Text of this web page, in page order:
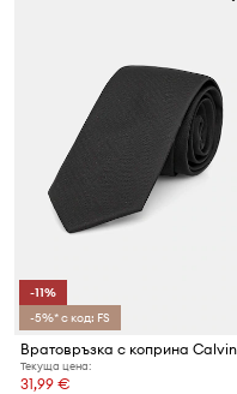
-11%
-5%* с код: FS
Текуща цена:
31,99 €